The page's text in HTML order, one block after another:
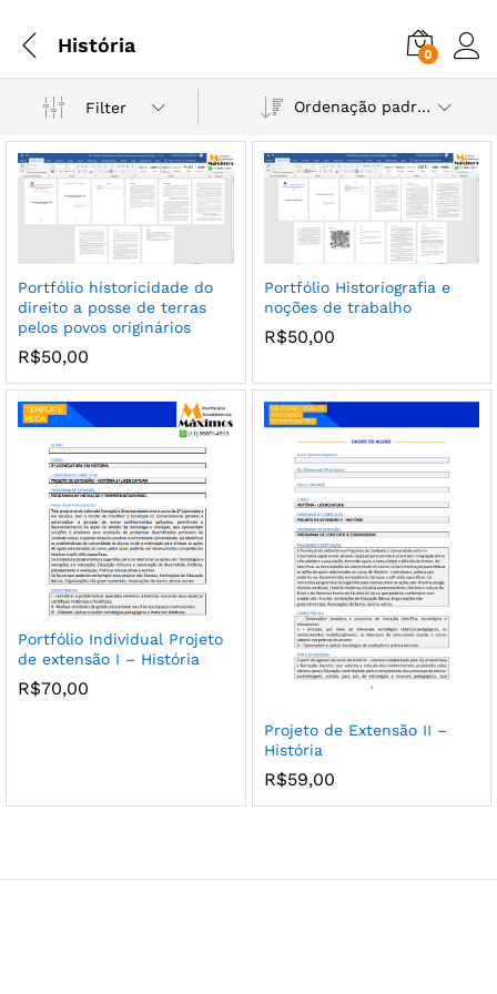
História 0
Filter Ordenação padrão
Portfólio historicidade do
direito a posse de terras
pelos povos originários
R$50,00
Portfólio Historiografia e
noções de trabalho
R$50,00
Portfólio Individual Projeto
de extensão I – História
R$70,00
Projeto de Extensão II –
História
R$59,00